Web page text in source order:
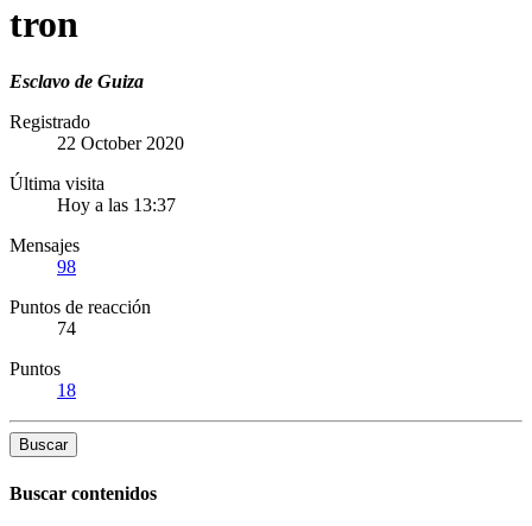
tron
Esclavo de Guiza
Registrado
22 October 2020
Última visita
Hoy a las 13:37
Mensajes
98
Puntos de reacción
74
Puntos
18
Buscar
Buscar contenidos